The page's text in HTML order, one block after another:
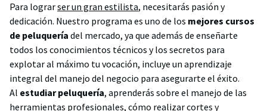
Para lograrser un gran estilista, necesitarás pasión y
dedicación. Nuestro programa es uno de los mejores cursos
de peluquería del mercado, ya que además de enseñarte
todos los conocimientos técnicos y los secretos para
explotar al máximo tu vocación, incluye un aprendizaje
integral del manejo del negocio para asegurarte el éxito.
Al estudiar peluquería, aprenderás sobre el manejo de las
herramientas profesionales, cómo realizar cortes y